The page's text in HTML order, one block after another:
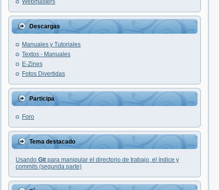
Webmasters
Descargas
Manuales y Tutoriales
Textos - Manuales
E-Zines
Fotos Divertidas
Participa
Foro
Tema destacado
Usando Git para manipular el directorio de trabajo, el índice y
commits (segunda parte)